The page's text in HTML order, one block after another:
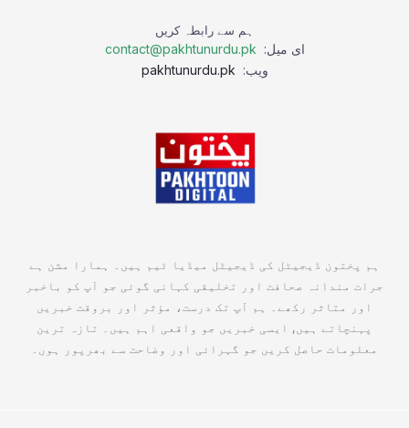
ہم سے رابطہ کریں
ای میل: contact@pakhtunurdu.pk
ویب:
ہم پختون ڈیجیٹل کی ڈیجیٹل میڈیا ٹیم ہیں۔ ہمارا مشن ہے
جرات مندانہ صحافت اور تخلیقی کہانی گوئی جو آپ کو باخبر
اور متاثر رکھے۔ ہم آپ تک درست، مؤثر اور بروقت خبریں
پہنچاتے ہیں, ایسی خبریں جو واقعی اہم ہیں۔ تازہ ترین
معلومات حاصل کریں جو گہرائی اور وضاحت سے بھرپور ہوں۔